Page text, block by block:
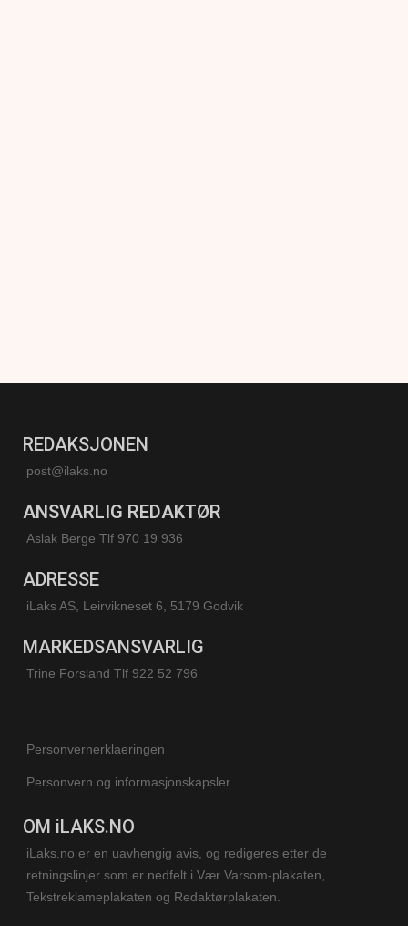
REDAKSJONEN
post@ilaks.no
ANSVARLIG REDAKTØR
Aslak Berge Tlf 970 19 936
ADRESSE
iLaks AS, Leirvikneset 6, 5179 Godvik
MARKEDSANSVARLIG
Trine Forsland Tlf 922 52 796
Personvernerklaeringen
Personvern og informasjonskapsler
OM iLAKS.NO
iLaks.no er en uavhengig avis, og redigeres etter de
retningslinjer som er nedfelt i Vær Varsom-plakaten,
Tekstreklameplakaten og Redaktørplakaten.